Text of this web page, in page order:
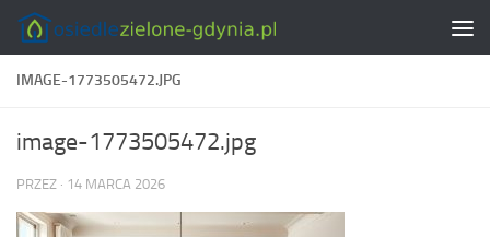
Skip to content
IMAGE-1773505472.JPG
image-1773505472.jpg
PRZEZ · 14 MARCA 2026